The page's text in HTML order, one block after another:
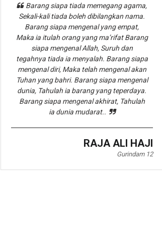
Barang siapa tiada memegang agama,
Sekali-kali tiada boleh dibilangkan nama.
Barang siapa mengenal yang empat,
Maka ia itulah orang yang ma’rifat Barang
siapa mengenal Allah, Suruh dan
tegahnya tiada ia menyalah. Barang siapa
mengenal diri, Maka telah mengenal akan
Tuhan yang bahri. Barang siapa mengenal
dunia, Tahulah ia barang yang teperdaya.
Barang siapa mengenal akhirat, Tahulah
ia dunia mudarat..
RAJA ALI HAJI
Gurindam 12